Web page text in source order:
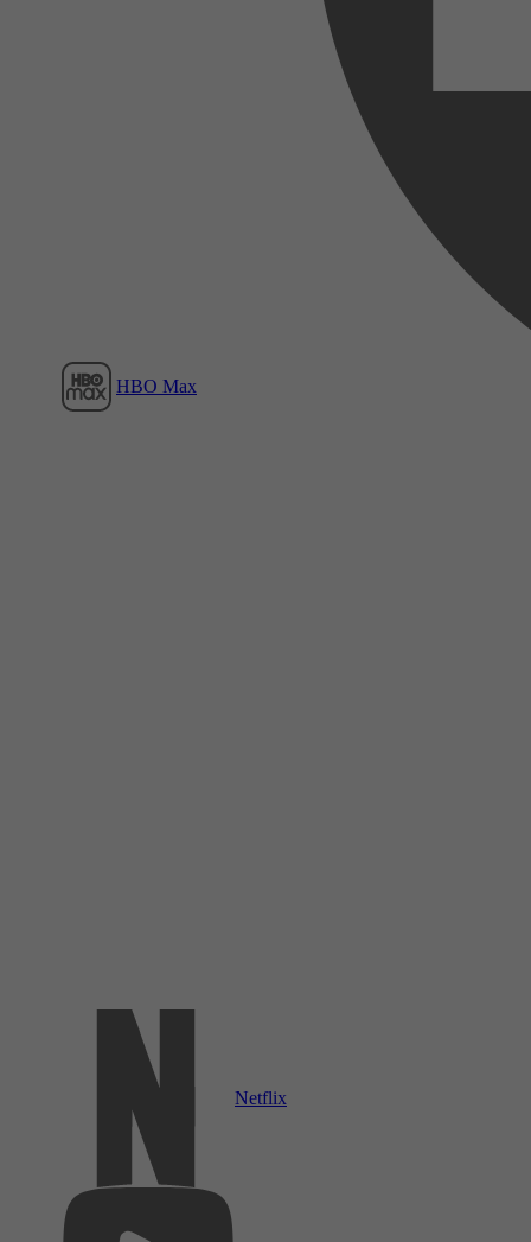
HBO Max
Netflix